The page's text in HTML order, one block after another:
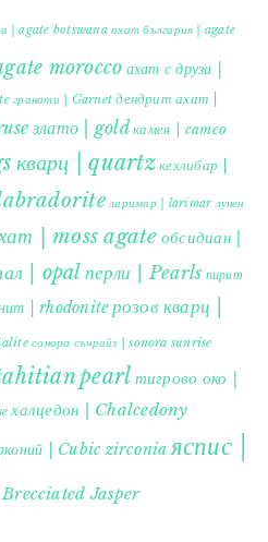
| agate botswana ахат българия | agate
morocco ахат с друза |
гранати | Garnet дендрит ахат |
злато | gold камея | cameo
кварц | quartzкехлибар |
ларимар | larimar лунен
| moss agate обсидиан |
| opalперли | Pearls пирит |
| rhodonite розов кварц |
сонора сънрайз | sonora sunrise
tahitian pearl тигрово око |
халцедон | Chalcedony
| Cubic zirconia яспис |
Brecciated Jasper